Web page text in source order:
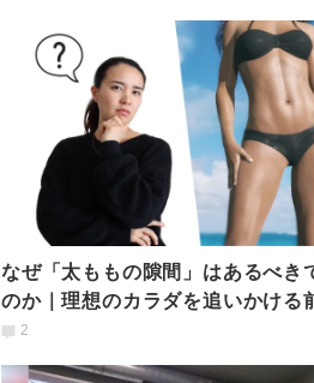
なぜ「太ももの隙間」はあるべき
のか｜理想のカラダを追いかける
ておきたいこととは
2